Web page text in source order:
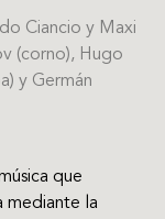
Ciancio y Maxi
(corno), Hugo
y Germán
que
mediante la